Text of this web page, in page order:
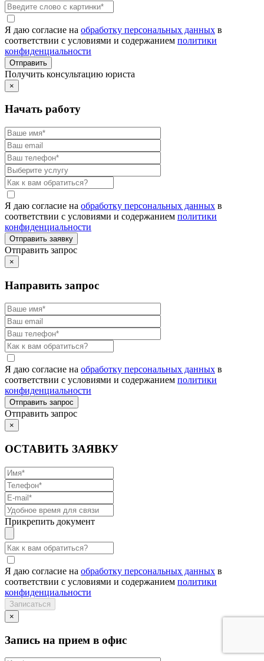
Я даю согласие на обработку персональных данных в
соответствии с условиями и содержанием политики
конфиденциальности
Получить консультацию юриста
×
Начать работу
Я даю согласие на обработку персональных данных в
соответствии с условиями и содержанием политики
конфиденциальности
Отправить запрос
×
Направить запрос
Я даю согласие на обработку персональных данных в
соответствии с условиями и содержанием политики
конфиденциальности
Отправить запрос
×
ОСТАВИТЬ ЗАЯВКУ
Прикрепить документ
Я даю согласие на обработку персональных данных в
соответствии с условиями и содержанием политики
конфиденциальности
×
Запись на прием в офис